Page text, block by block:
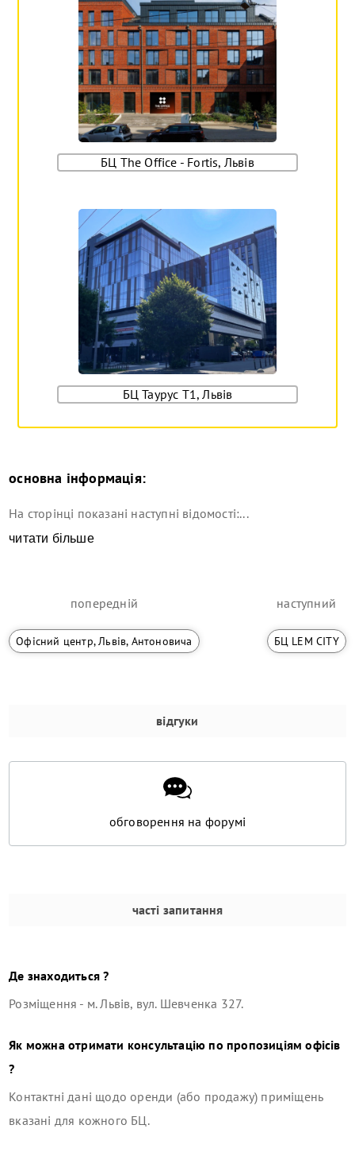
БЦ The Office - Fortis, Львів
БЦ Таурус Т1, Львів
основна інформація:
На сторінці показані наступні відомості:...
читати більше
попередній
Офісний центр, Львів, Антоновича
наступний
БЦ LEM CITY
відгуки
обговорення на форумі
часті запитання
Де знаходиться ?
Розміщення - м. Львів, вул. Шевченка 327.
Як можна отримати консультацію по пропозиціям офісів
?
Контактні дані щодо оренди (або продажу) приміщень
вказані для кожного БЦ.